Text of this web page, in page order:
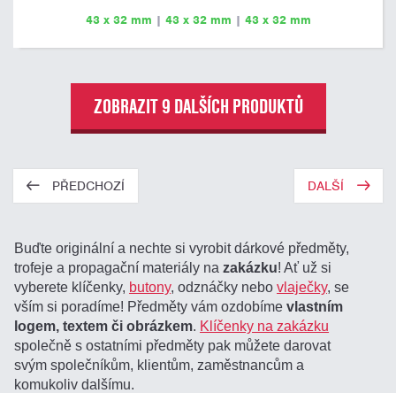
43 x 32 mm | 43 x 32 mm | 43 x 32 mm
ZOBRAZIT 9 DALŠÍCH PRODUKTŮ
PŘEDCHOZÍ DALŠÍ
Buďte originální a nechte si vyrobit dárkové předměty,
trofeje a propagační materiály nazakázku! Ať už si
vyberete klíčenky, butony, odznáčky nebovlaječky, se
vším si poradíme! Předměty vám ozdobímevlastním
logem, textem či obrázkem. Klíčenky na zakázku
společně s ostatními předměty pak můžete darovat
svým společníkům, klientům, zaměstnancům a
komukoliv dalšímu.